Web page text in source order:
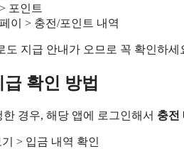
포인트
이 > 충전/포인트 내역
도 지급 안내가 오므로 꼭 확인하세
확인 방법
경우, 해당 앱에 로그인해서 충전
> 입금 내역 확인